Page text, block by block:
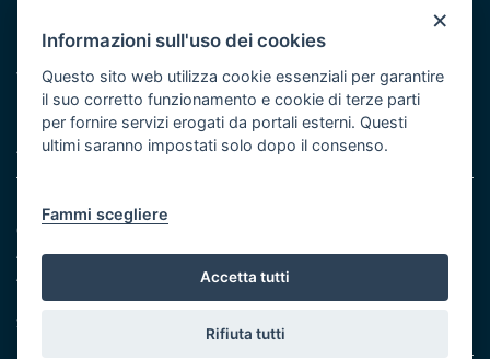
Protezione civile
Vai al sito di Protezione Civile Puglia
Iniziativa finanziata con risorse del POR Puglia 2014/2020 -
Asse XI
Note legali
Cookie e privacy
Amministrazione trasparente
Atti di notifica
Feed RSS
Servizi Intranet
×
Informazioni sull'uso dei cookies
Questo sito web utilizza cookie essenziali per garantire
il suo corretto funzionamento e cookie di terze parti
per fornire servizi erogati da portali esterni. Questi
ultimi saranno impostati solo dopo il consenso.
Fammi scegliere
Accetta tutti
Rifiuta tutti